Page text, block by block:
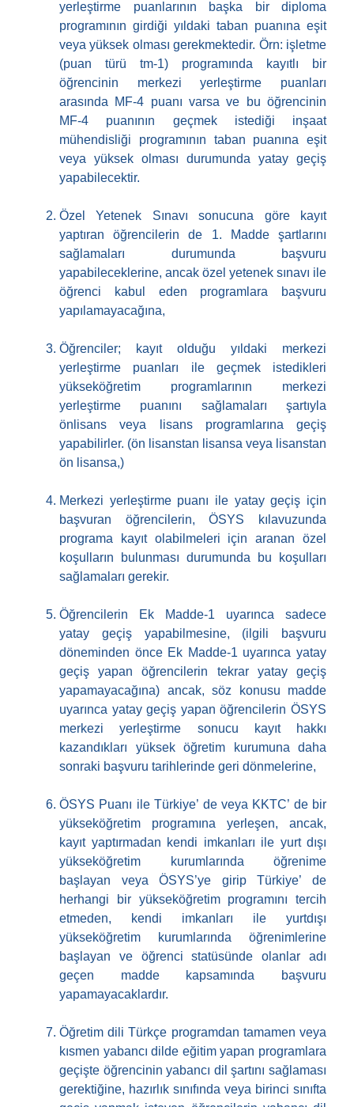
yerleştirme puanlarının başka bir diploma
programının girdiği yıldaki taban puanına eşit
veya yüksek olması gerekmektedir. Örn: işletme
(puan türü tm-1) programında kayıtlı bir
öğrencinin merkezi yerleştirme puanları
arasında MF-4 puanı varsa ve bu öğrencinin
MF-4 puanının geçmek istediği inşaat
mühendisliği programının taban puanına eşit
veya yüksek olması durumunda yatay geçiş
yapabilecektir.
Özel Yetenek Sınavı sonucuna göre kayıt
yaptıran öğrencilerin de 1. Madde şartlarını
sağlamaları durumunda başvuru
yapabileceklerine, ancak özel yetenek sınavı ile
öğrenci kabul eden programlara başvuru
yapılamayacağına,
Öğrenciler; kayıt olduğu yıldaki merkezi
yerleştirme puanları ile geçmek istedikleri
yükseköğretim programlarının merkezi
yerleştirme puanını sağlamaları şartıyla
önlisans veya lisans programlarına geçiş
yapabilirler. (ön lisanstan lisansa veya lisanstan
ön lisansa,)
Merkezi yerleştirme puanı ile yatay geçiş için
başvuran öğrencilerin, ÖSYS kılavuzunda
programa kayıt olabilmeleri için aranan özel
koşulların bulunması durumunda bu koşulları
sağlamaları gerekir.
Öğrencilerin Ek Madde-1 uyarınca sadece
yatay geçiş yapabilmesine, (ilgili başvuru
döneminden önce Ek Madde-1 uyarınca yatay
geçiş yapan öğrencilerin tekrar yatay geçiş
yapamayacağına) ancak, söz konusu madde
uyarınca yatay geçiş yapan öğrencilerin ÖSYS
merkezi yerleştirme sonucu kayıt hakkı
kazandıkları yüksek öğretim kurumuna daha
sonraki başvuru tarihlerinde geri dönmelerine,
ÖSYS Puanı ile Türkiye’ de veya KKTC’ de bir
yükseköğretim programına yerleşen, ancak,
kayıt yaptırmadan kendi imkanları ile yurt dışı
yükseköğretim kurumlarında öğrenime
başlayan veya ÖSYS’ye girip Türkiye’ de
herhangi bir yükseköğretim programını tercih
etmeden, kendi imkanları ile yurtdışı
yükseköğretim kurumlarında öğrenimlerine
başlayan ve öğrenci statüsünde olanlar adı
geçen madde kapsamında başvuru
yapamayacaklardır.
Öğretim dili Türkçe programdan tamamen veya
kısmen yabancı dilde eğitim yapan programlara
geçişte öğrencinin yabancı dil şartını sağlaması
gerektiğine, hazırlık sınıfında veya birinci sınıfta